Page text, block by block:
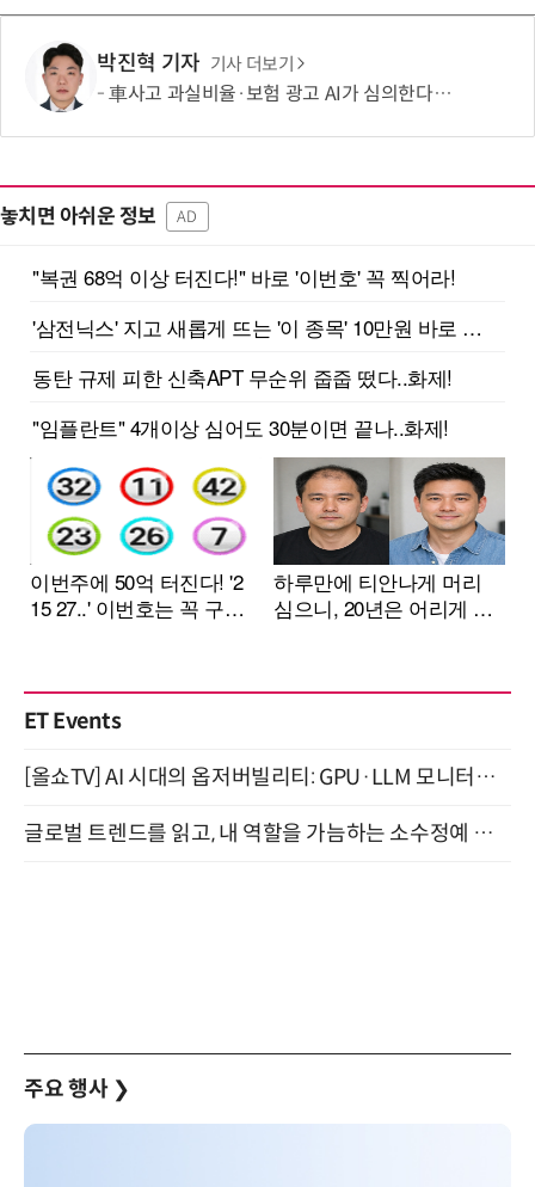
박진혁 기자 기사 더보기
車사고 과실비율·보험 광고 AI가 심의한다…손보협회, 분석 시스템 구축
놓치면 아쉬운 정보 AD
ET Events
[올쇼TV] AI 시대의 옵저버빌리티: GPU·LLM 모니터링부터 AI 기반 장애 대응까지 (8/11 생방송)
글로벌 트렌드를 읽고, 내 역할을 가늠하는 소수정예 실습 워크숍 (8/28)
주요 행사 ❯